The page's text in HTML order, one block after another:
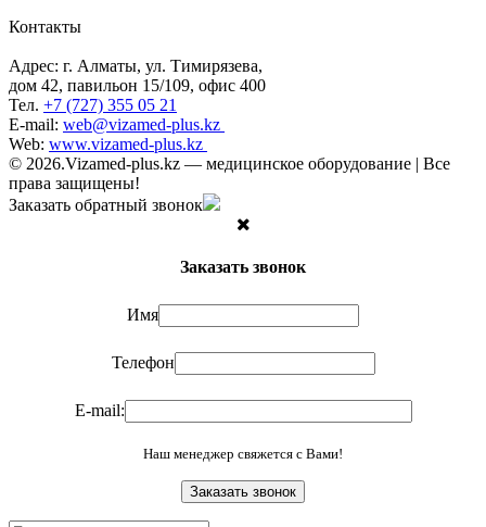
Контакты
Адрес: г. Алматы, ул. Тимирязева,
дом 42, павильон 15/109, офис 400
Тел. +7 (727) 355 05 21
E-mail: web@vizamed-plus.kz
Web: www.vizamed-plus.kz
© 2026.Vizamed-plus.kz — медицинское оборудование | Все
права защищены!
Заказать обратный звонок
Заказать звонок
Имя
Телефон
E-mail:
Наш менеджер свяжется с Вами!